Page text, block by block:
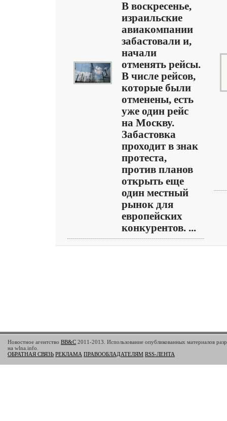
В воскресенье,
израильские
авиакомпании
забастовали и,
начали
отменять рейсы.
В числе рейсов,
которые были
отменены, есть
уже один рейс
на Москву.
Забастовка
проходит в знак
протеста,
против планов
открыть еще
один местный
рынок для
европейских
конкурентов. ...
Новостное агентство BB&C 2011-2013. Использование опубликованных материалов
на wlna.info.
ОБРАТНАЯ СВЯЗЬ РЕКЛАМА ПРАВООБЛАДАТЕЛЯМ RSS-ЛЕНТА